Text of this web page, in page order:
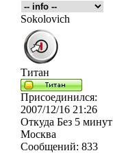
Sokolovich
Титан
Присоединился:
2007/12/16 21:26
Откуда Без 5 минут
Москва
Сообщений: 833